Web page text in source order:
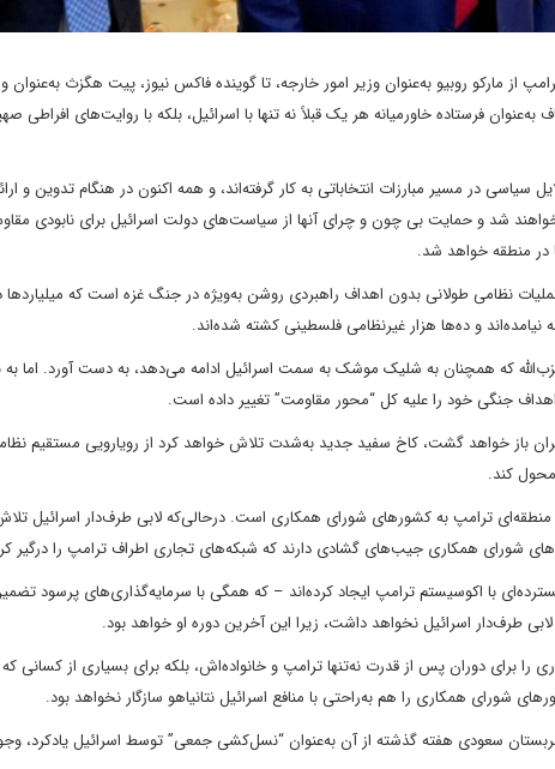
از مارکو روبیو به‌عنوان وزیر امور خارجه، تا گوینده فاکس نیوز، پیت هگزث به‌عنوان
به‌عنوان فرستاده خاورمیانه هر یک قبلاً نه تنها با اسرائیل، بلکه با روایت‌های افراطی
سیاسی در مسیر مبارزات انتخاباتی به کار گرفته‌اند، و همه اکنون در هنگام تدوین و
شد و حمایت بی چون و چرای آنها از سیاست‌های دولت اسرائیل برای نابودی
در منطقه خواهد شد.
عملیات نظامی طولانی بدون اهداف راهبردی روشن به‌ویژه در جنگ غزه است که میلیاردها
نیامده‌اند و ده‌ها هزار غیرنظامی فلسطینی کشته شده‌اند.
که همچنان به شلیک موشک به سمت اسرائیل ادامه می‌دهد، به دست آورد. اما
جنگی خود را علیه کل “محور مقاومت” تغییر داده است.
باز خواهد گشت، کاخ سفید جدید به‌شدت تلاش خواهد کرد از رویارویی مستقیم
کند.
ترامپ به کشورهای شورای همکاری است. درحالی‌که لابی طرف‌دار اسرائیل
شورای همکاری جیب‌های گشادی دارند که شبکه‌های تجاری اطراف ترامپ را درگیر
با اکوسیستم ترامپ ایجاد کرده‌اند – که همگی با سرمایه‌گذاری‌های پرسود
طرف‌دار اسرائیل نخواهد داشت، زیرا این آخرین دوره او خواهد بود.
را برای دوران پس از قدرت نه‌تنها ترامپ و خانواده‌اش، بلکه برای بسیاری از کسانی
شورای همکاری را هم به‌راحتی با منافع اسرائیل نتانیاهو سازگار نخواهد بود.
سعودی هفته گذشته از آن به‌عنوان “نسل‌کشی جمعی” توسط اسرائیل یادکرد،